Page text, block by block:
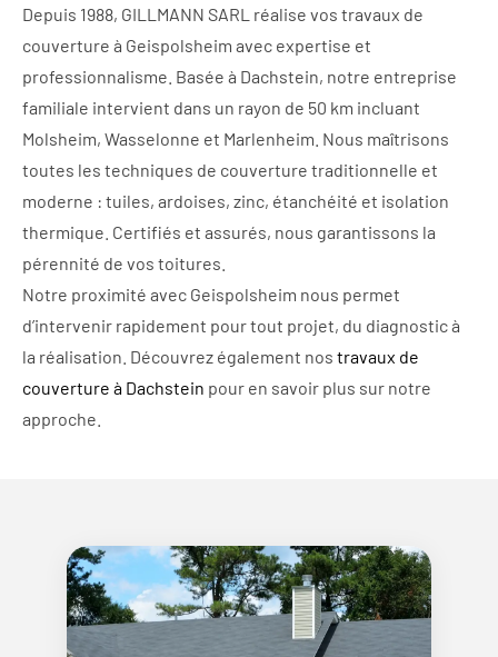
Depuis 1988, GILLMANN SARL réalise vos travaux de
couverture à Geispolsheim avec expertise et
professionnalisme. Basée à Dachstein, notre entreprise
familiale intervient dans un rayon de 50 km incluant
Molsheim, Wasselonne et Marlenheim. Nous maîtrisons
toutes les techniques de couverture traditionnelle et
moderne : tuiles, ardoises, zinc, étanchéité et isolation
thermique. Certifiés et assurés, nous garantissons la
pérennité de vos toitures.
Notre proximité avec Geispolsheim nous permet
d’intervenir rapidement pour tout projet, du diagnostic à
la réalisation. Découvrez également nos travaux de
couverture à Dachstein pour en savoir plus sur notre
approche.